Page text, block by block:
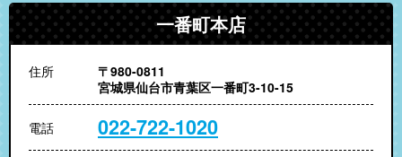
一番町本店
住所
〒980-0811
宮城県仙台市青葉区一番町3-10-15
電話 022-722-1020